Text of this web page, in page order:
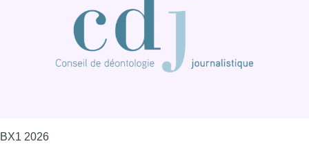
BX1 2026